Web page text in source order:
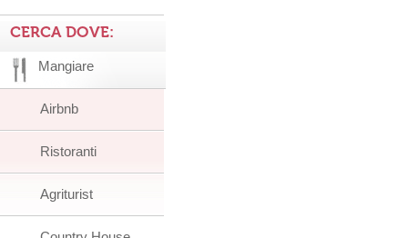
CERCA DOVE:
Mangiare
Airbnb
Ristoranti
Agriturist